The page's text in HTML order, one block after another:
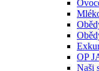
OP
Naši